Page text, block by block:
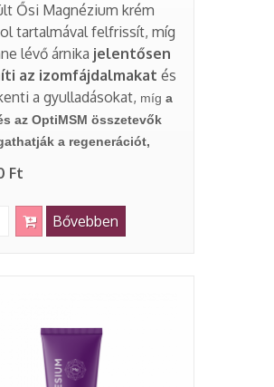
Ősi Magnézium krém
tartalmával felfrissít, míg
lévő árnika jelentősen
az izomfájdalmakat és
a gyulladásokat, míg a
az OptiMSM összetevők
a regenerációt,
Ft
Bővebben